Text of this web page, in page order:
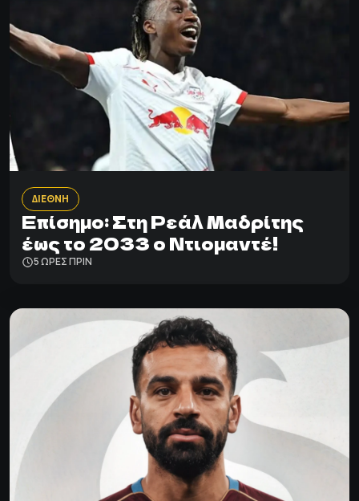
ΔΙΕΘΝΗ
Επίσημο: Στη Ρεάλ Μαδρίτης
έως το 2033 ο Ντιομαντέ!
5 ΩΡΕΣ ΠΡΙΝ